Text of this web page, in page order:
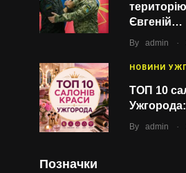
Євгеній…
By admin .
НОВИНИ
ТОП 10
By admin .
Позначки